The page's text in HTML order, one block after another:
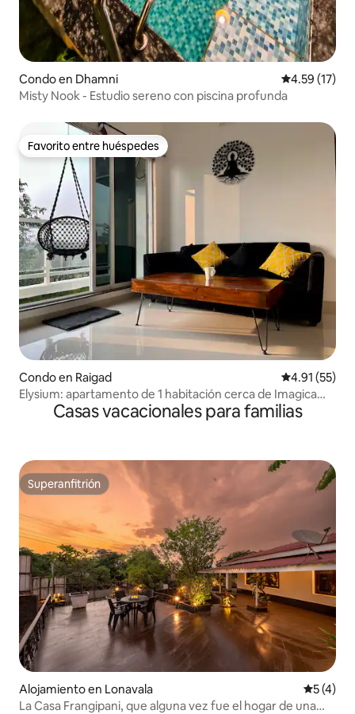
Condo en Dhamni Calificación
4.59 (17)
Misty Nook - Estudio sereno con piscina profunda
Favorito entre huéspedes
Favorito entre huéspedes
Condo en Raigad Calificación
4.91 (55)
Elysium: apartamento de 1 habitación cerca de Imagica
con piscinaCasas vacacionales para familias
Superanfitrión
Superanfitrión
Alojamiento en Lonavala
5 (4)
La Casa Frangipani, que alguna vez fue el hogar de una